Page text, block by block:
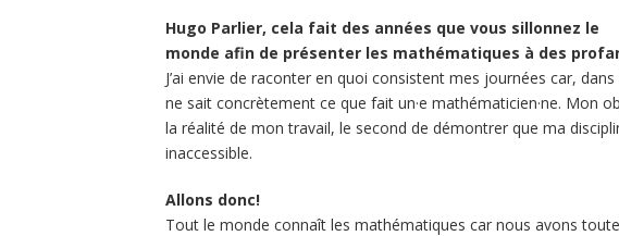
Hugo Parlier, cela fait des années que vous sillonnez le
monde afin de présenter les mathématiques à des
J’ai envie de raconter en quoi consistent mes journées car,
ne sait concrètement ce que fait un·e mathématicien·ne. Mon
la réalité de mon travail, le second de démontrer que ma
inaccessible.
Allons donc!
Tout le monde connaît les mathématiques car nous avons